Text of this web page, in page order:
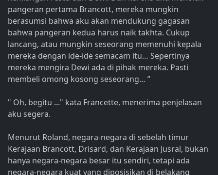
pangeran pertama Brancott, mereka mungkin
berasumsi bahwa aku akan mendukung gagasan
bahwa pangeran kedua harus naik takhta. Cukup
lancang, atau mungkin seseorang memenuhi kepala
mereka dengan ide-ide semacam itu… Sepertinya
mereka mengira Dewi ada di pihak mereka. Pasti
membeli omong kosong seseorang… ”
" Oh, begitu ..." kata Francette, menerima penjelasan
aku segera.
Menurut Roland, negara-negara di sebelah timur
Kerajaan Brancott, Drisard, dan Kerajaan Jusral, bukan
hanya negara-negara besar itu sendiri, tetapi ada
negara-negara kuat yang diposisikan di belakang